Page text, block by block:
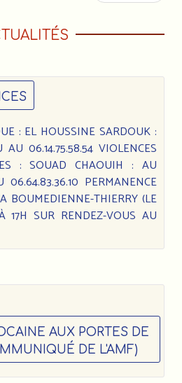
: EL HOUSSINE SARDOUK :
06.14.75.58.54 VIOLENCES
: SOUAD CHAOUIH : AU
06.64.83.36.10 PERMANENCE
BOUMEDIENNE-THIERRY (LE
17H SUR RENDEZ-VOUS AU
AUX PORTES DE
DE L'AMF)